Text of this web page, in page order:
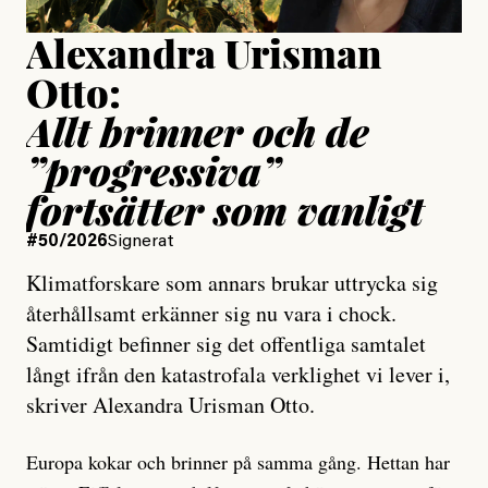
Alexandra Urisman
Otto:
Allt brinner och de
”progressiva”
fortsätter som vanligt
#50/2026Signerat
Klimatforskare som annars brukar uttrycka sig
återhållsamt erkänner sig nu vara i chock.
Samtidigt befinner sig det offentliga samtalet
långt ifrån den katastrofala verklighet vi lever i,
skriver Alexandra Urisman Otto.
Europa kokar och brinner på samma gång. Hettan har